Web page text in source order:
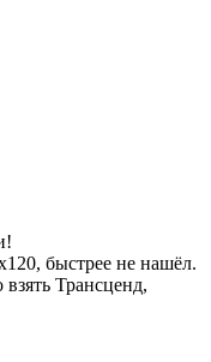
быстрее не нашёл.
Трансценд,